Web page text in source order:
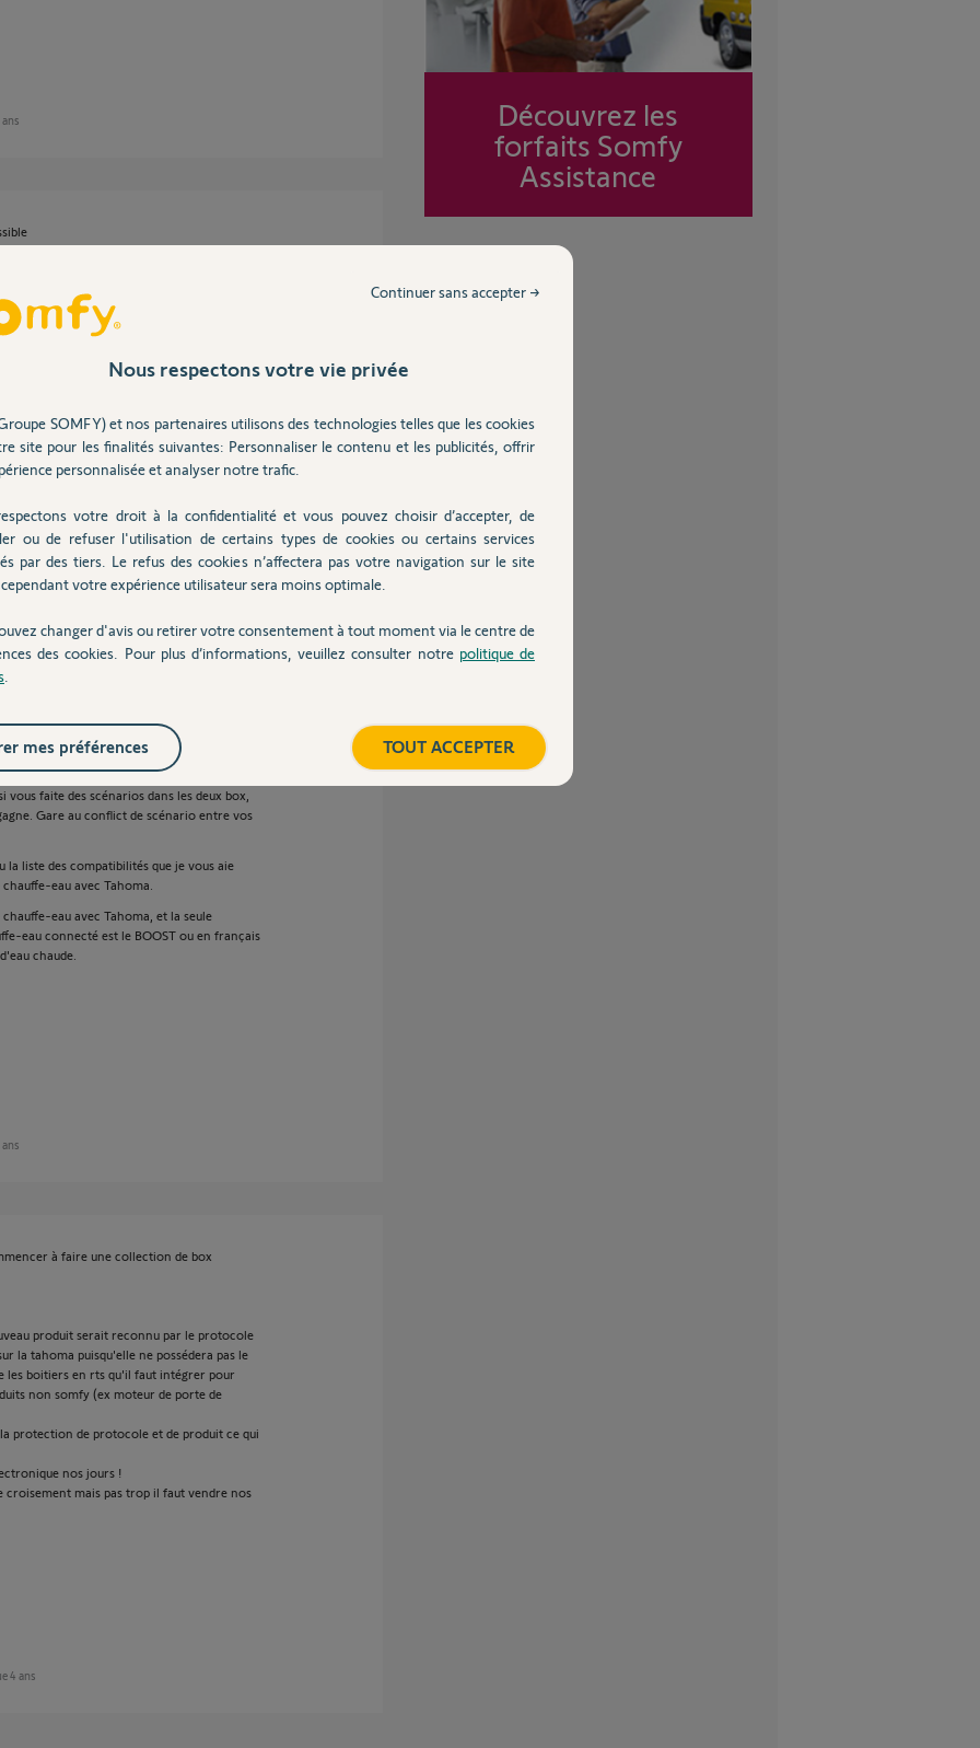
une intervention de leur part pour
faut qu'il passe la box Cozytouch en mode
sur "envoyer la clé de sécurité" depuis la
télécommande) j'ai récupérer mes 7
tout en restant accessible sur Cozytouch.
4 ans
Somfy rebadgé, elle n'en reste
d'autres marques pour intégrer dans
de ces produits qui sont intégrés même
et l'inverse non plus.
harmonisant les clés IO les deux box
faite des scénarios dans les deux box,
Gare au conflict de scénario entre vos
la liste des compatibilités que je vous aie
eau avec Tahoma.
eau avec Tahoma, et la seule
eau connecté est le BOOST ou en français
chaude.
à faire une collection de box
produit serait reconnu par le protocole
la tahoma puisqu'elle ne possédera pas le
les boitiers en rts qu'il faut intégrer pour
non somfy (ex moteur de porte de
protection de protocole et de produit ce qui
nos jours !
croisement mais pas trop il faut vendre nos
4 ans
Découvrez les
forfaits Somfy
Assistance
Nous respectons votre vie privée
SOMFY) et nos partenaires utilisons des technologies telles que les cookies
site pour les finalités suivantes: Personnaliser le contenu et les publicités, offrir
personnalisée et analyser notre trafic.
votre droit à la confidentialité et vous pouvez choisir d’accepter, de
ou de refuser l'utilisation de certains types de cookies ou certains services
par des tiers. Le refus des cookies n’affectera pas votre navigation sur le site
votre expérience utilisateur sera moins optimale.
changer d'avis ou retirer votre consentement à tout moment via le centre de
des cookies. Pour plus d’informations, veuillez consulter notre politique de
Continuer sans accepter →
TOUT ACCEPTER
mes préférences